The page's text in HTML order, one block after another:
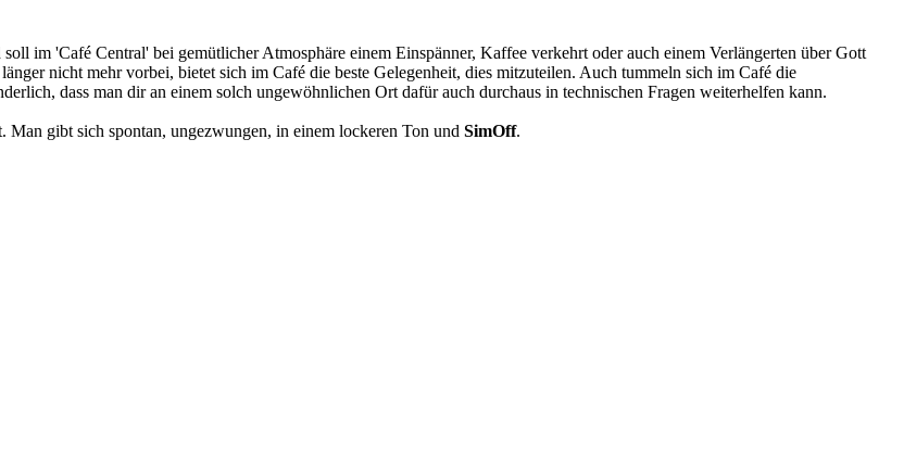
im 'Café Central' bei gemütlicher Atmosphäre einem Einspänner, Kaffee verkehrt oder auch einem Verlängerten über Gott
nicht mehr vorbei, bietet sich im Café die beste Gelegenheit, dies mitzuteilen. Auch tummeln sich im Café die
dass man dir an einem solch ungewöhnlichen Ort dafür auch durchaus in technischen Fragen weiterhelfen kann.
gibt sich spontan, ungezwungen, in einem lockeren Ton und SimOff.